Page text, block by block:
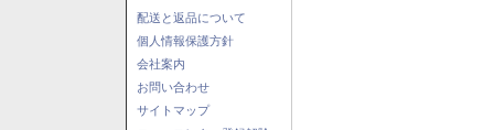
配送と返品について
個人情報保護方針
会社案内
お問い合わせ
サイトマップ